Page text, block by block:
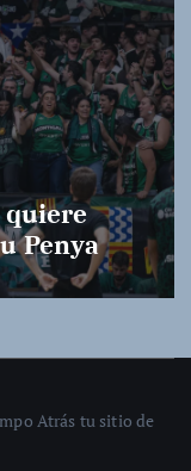
quiere
Penya
Atrás tu sitio de